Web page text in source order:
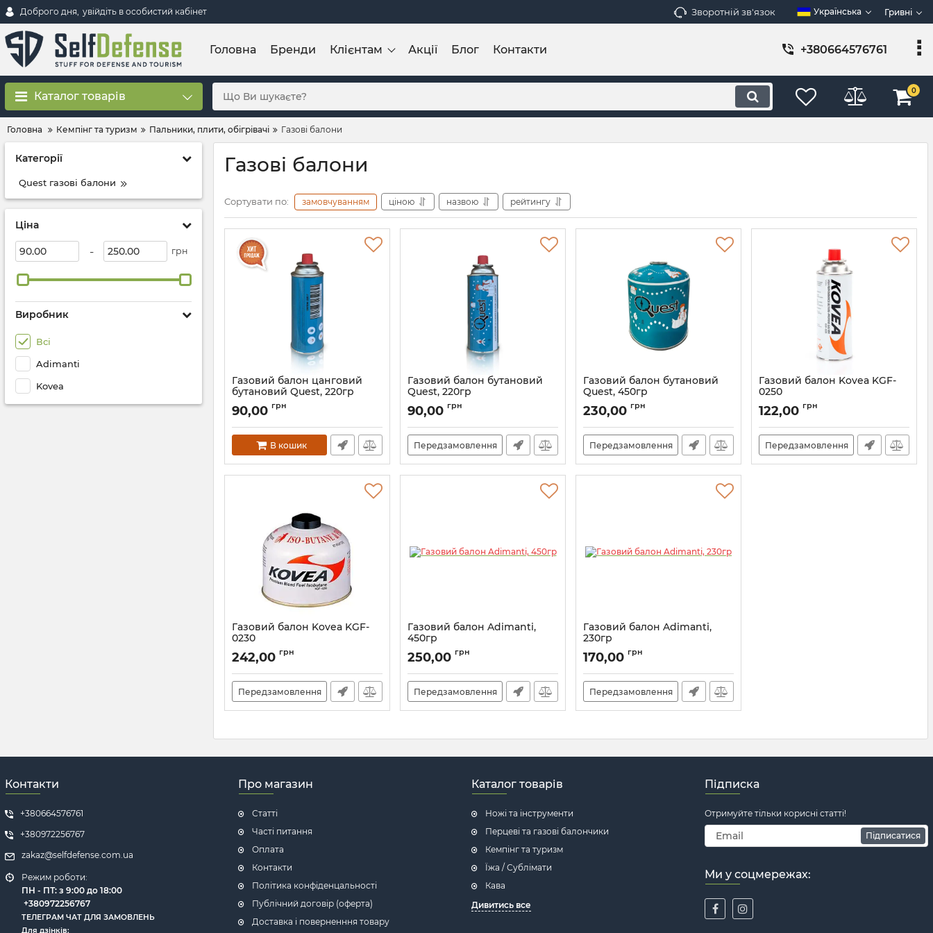
Доброго дня, увійдіть в особистий кабінет Зворотній зв'язок Українська Гривні
Головна Бренди Клієнтам Акції Блог Контакти +380664576761
Каталог товарів 0
Головна Кемпінг та туризм Пальники, плити, обігрівачі Газові балони
Категорії
Quest газові балони
Ціна
- грн
Виробник
Всі
Adimanti
Kovea
Газові балони
Сортувати по: замовчуванням ціною назвою рейтингу
Газовий балон цанговий
бутановий Quest, 220гр
Артикул: Q-G220
90,00 грн
В кошик
Газовий балон бутановий
Quest, 220гр
Артикул: 8_69412
90,00 грн
Передзамовлення
Газовий балон бутановий
Quest, 450гр
Артикул:8_69035
230,00 грн
Передзамовлення
Газовий балон Kovea KGF-
0250
122,00 грн
Передзамовлення
Газовий балон Kovea KGF-
0230
Артикул:8_61819
242,00 грн
Передзамовлення
Газовий балон Adimanti,
450гр
Артикул:8_58737
250,00 грн
Передзамовлення
Газовий балон Adimanti,
230гр
Артикул:8_58735
170,00 грн
Передзамовлення
Контакти
+380664576761
+380972256767
zakaz@selfdefense.com.ua
Режим роботи:
ПН - ПТ: з 9:00 до 18:00
+380972256767
ТЕЛЕГРАМ ЧАТ ДЛЯ ЗАМОВЛЕНЬ
Для дзінків:
Про магазин
Статті
Часті питання
Оплата
Контакти
Політика конфіденцальності
Публічний договір (оферта)
Доставка і поверненння товару
Каталог товарів
Ножі та інструменти
Перцеві та газові балончики
Кемпінг та туризм
Їжа / Сублімати
Кава
Дивитись все
Підписка
Отримуйте тільки корисні статті!
Підписатися
Ми у соцмережах: